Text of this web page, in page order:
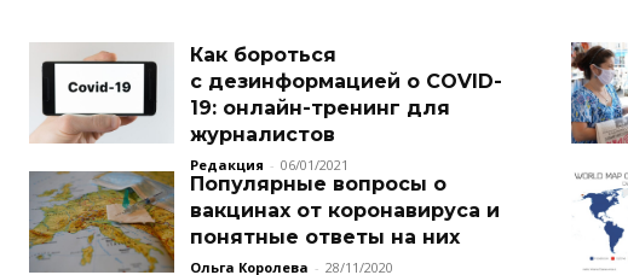
Как бороться
с дезинформацией о COVID-
19: онлайн-тренинг для
журналистов
Редакция - 06/01/2021
Популярные вопросы о
вакцинах от коронавируса и
понятные ответы на них
Ольга Королева - 28/11/2020